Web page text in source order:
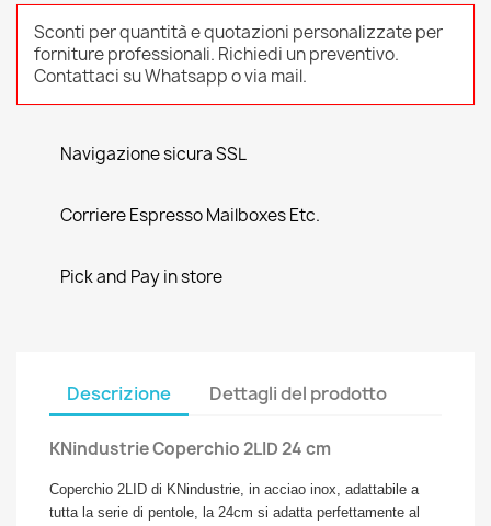
Sconti per quantità e quotazioni personalizzate per
forniture professionali. Richiedi un preventivo.
Contattaci su Whatsapp o via mail.
Navigazione sicura SSL
Corriere Espresso Mailboxes Etc.
Pick and Pay in store
Descrizione Dettagli del prodotto
KNindustrie Coperchio 2LID 24 cm
Coperchio 2LID di KNindustrie, in acciao inox, adattabile a
tutta la serie di pentole, la 24cm si adatta perfettamente al